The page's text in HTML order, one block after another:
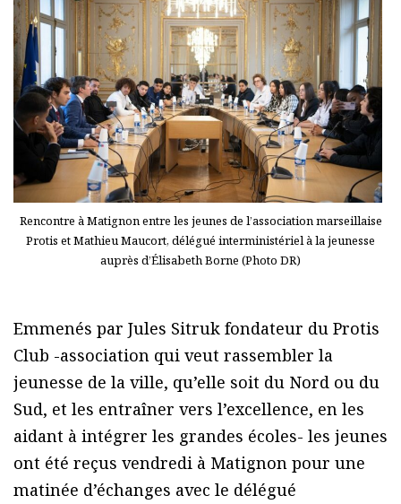
Rencontre à Matignon entre les jeunes de l’association marseillaise
Protis et Mathieu Maucort, délégué interministériel à la jeunesse
auprès d’Élisabeth Borne (Photo DR)
Emmenés par Jules Sitruk fondateur du Protis
Club -association qui veut rassembler la
jeunesse de la ville, qu’elle soit du Nord ou du
Sud, et les entraîner vers l’excellence, en les
aidant à intégrer les grandes écoles- les jeunes
ont été reçus vendredi à Matignon pour une
matinée d’échanges avec le délégué